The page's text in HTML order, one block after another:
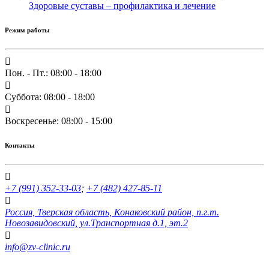
Здоровые суставы – профилактика и лечение
Режим работы
Пон. - Пт.: 08:00 - 18:00
Суббота: 08:00 - 18:00
Воскресенье: 08:00 - 15:00
Контакты
+7 (991) 352-33-03; +7 (482) 427-85-11
Россия, Тверская область, Конаковский район, п.г.т.
Новозавидовский, ул.Транспортная д.1, эт.2
info@zv-clinic.ru